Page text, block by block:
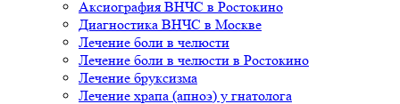
Аксиография ВНЧС в Ростокино
Диагностика ВНЧС в Москве
Лечение боли в челюсти
Лечение боли в челюсти в Ростокино
Лечение бруксизма
Лечение храпа (апноэ) у гнатолога